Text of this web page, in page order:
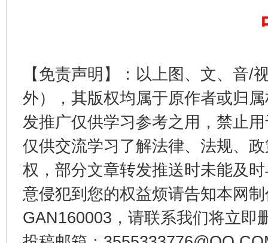
【免责声明】：以上图、文、音/
外），其版权均属于原作者或归
发推广仅供学习参考之用，禁止
仅供交流学习了解法律、法规、
权，部分文章转发推送时未能及
意侵犯到您的权益烦请告知本网
GAN160003，请联系我们将立即
东山县通报“牛蛙产品抗生素超标问题” 法